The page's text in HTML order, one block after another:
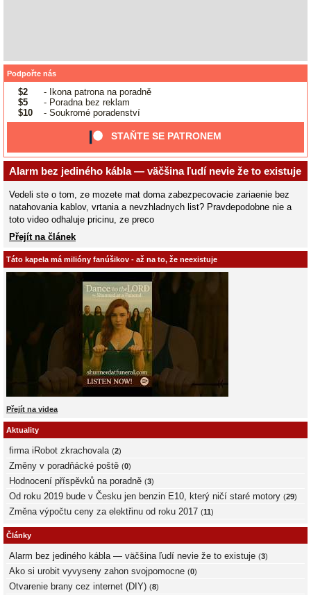
Podpořte nás
$2
- Ikona patrona na poradně
$5
- Poradna bez reklam
$10
- Soukromé poradenství
STAŇTE SE PATRONEM
Alarm bez jediného kábla — väčšina ľudí nevie že to existuje
Vedeli ste o tom, ze mozete mat doma zabezpecovacie zariaenie bez
natahovania kablov, vrtania a nevzhladnych list? Pravdepodobne nie a
toto video odhaluje pricinu, ze preco
Přejít na článek
Táto kapela má milióny fanúšikov - až na to, že neexistuje
Přejít na videa
Aktuality
firma iRobot zkrachovala (2)
Změny v poradňácké poště (0)
Hodnocení příspěvků na poradně (3)
Od roku 2019 bude v Česku jen benzin E10, který ničí staré motory (29)
Změna výpočtu ceny za elektřinu od roku 2017 (11)
Články
Alarm bez jediného kábla — väčšina ľudí nevie že to existuje (3)
Ako si urobit vyvyseny zahon svojpomocne (0)
Otvarenie brany cez internet (DIY) (8)